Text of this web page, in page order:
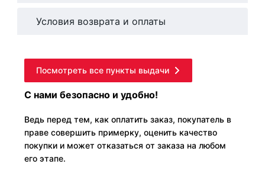
Условия возврата и оплаты
Посмотреть все пункты выдачи
С нами безопасно и удобно!
Ведь перед тем, как оплатить заказ, покупатель в
праве совершить примерку, оценить качество
покупки и может отказаться от заказа на любом
его этапе.